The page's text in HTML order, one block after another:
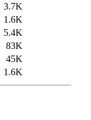
3.7K
1.6K
5.4K
83K
45K
1.6K